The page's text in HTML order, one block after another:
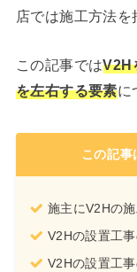
店では施工方法を
この記事ではV2H
を左右する要素に
この記
施主にV2Hの
V2Hの設置工
V2Hの設置工